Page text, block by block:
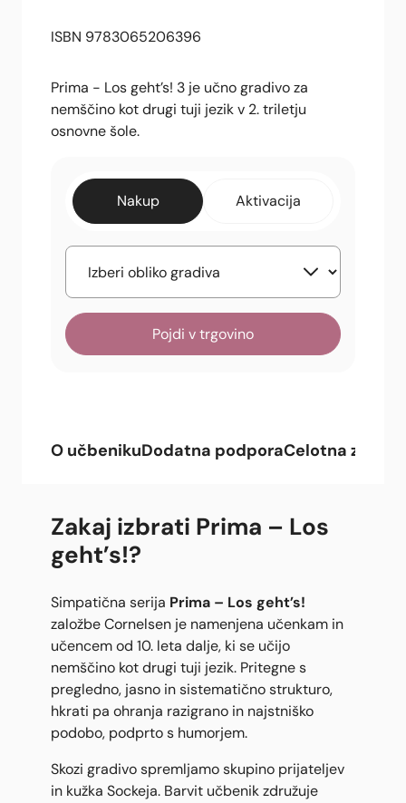
ISBN 9783065206396
Prima - Los geht’s! 3 je učno gradivo za
nemščino kot drugi tuji jezik v 2. triletju
osnovne šole.
Nakup Aktivacija
Pojdi v trgovino
O učbenikuDodatna podporaCelotna zbirka
Zakaj izbrati Prima – Los
geht’s!?
ChatGPT said:
Simpatična serija Prima – Los geht’s!
založbe Cornelsen je namenjena učenkam in
učencem od 10. leta dalje, ki se učijo
nemščino kot drugi tuji jezik. Pritegne s
pregledno, jasno in sistematično strukturo,
hkrati pa ohranja razigrano in najstniško
podobo, podprto s humorjem.
Skozi gradivo spremljamo skupino prijateljev
in kužka Sockeja. Barvit učbenik združuje